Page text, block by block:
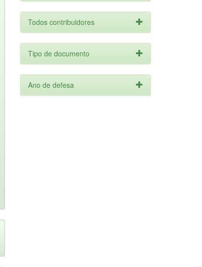
Todos contribuidores
Tipo de documento
Ano de defesa